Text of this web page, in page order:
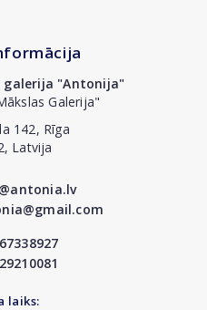
galerija "Antonija"
Galerija"
142, Rīga
Latvija
laiks: